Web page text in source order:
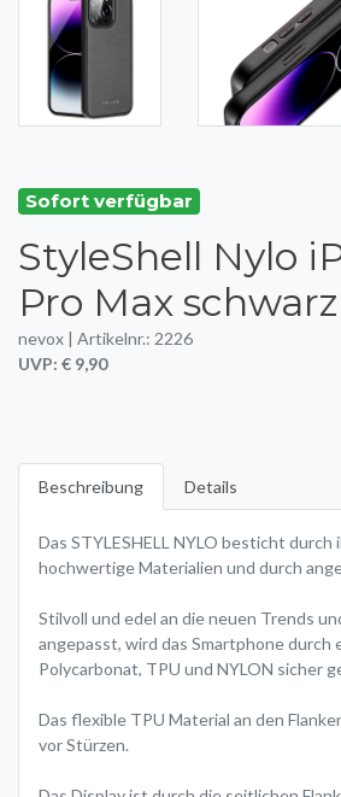
Sofort verfügbar
StyleShell Nylo
Pro Max schwarz
nevox | Artikelnr.: 2226
UVP: € 9,90
Beschreibung Details
Das STYLESHELL NYLO besticht durch
hochwertige Materialien und durch
Stilvoll und edel an die neuen Trends
angepasst, wird das Smartphone durch
Polycarbonat, TPU und NYLON sicher
Das flexible TPU Material an den
vor Stürzen.